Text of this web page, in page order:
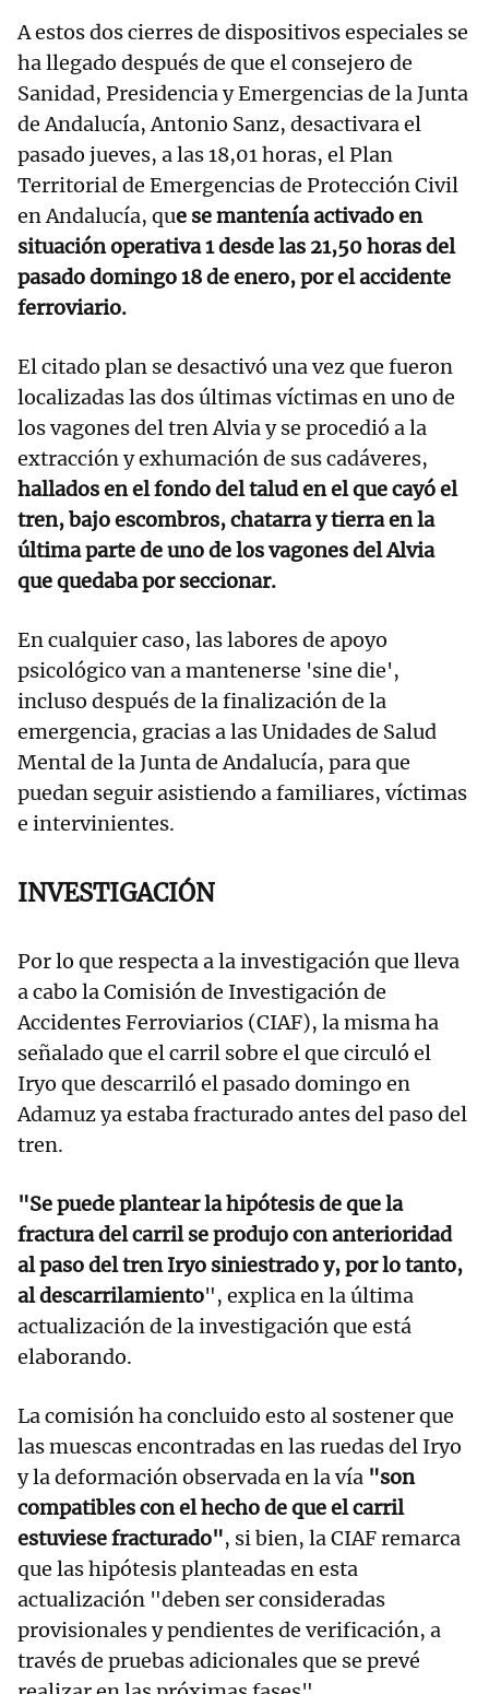
A estos dos cierres de dispositivos especiales se
ha llegado después de que el consejero de
Sanidad, Presidencia y Emergencias de la Junta
de Andalucía, Antonio Sanz, desactivara el
pasado jueves, a las 18,01 horas, el Plan
Territorial de Emergencias de Protección Civil
en Andalucía, que se mantenía activado en
situación operativa 1 desde las 21,50 horas del
pasado domingo 18 de enero, por el accidente
ferroviario.
El citado plan se desactivó una vez que fueron
localizadas las dos últimas víctimas en uno de
los vagones del tren Alvia y se procedió a la
extracción y exhumación de sus cadáveres,
hallados en el fondo del talud en el que cayó el
tren, bajo escombros, chatarra y tierra en la
última parte de uno de los vagones del Alvia
que quedaba por seccionar.
En cualquier caso, las labores de apoyo
psicológico van a mantenerse 'sine die',
incluso después de la finalización de la
emergencia, gracias a las Unidades de Salud
Mental de la Junta de Andalucía, para que
puedan seguir asistiendo a familiares, víctimas
e intervinientes.
INVESTIGACIÓN
Por lo que respecta a la investigación que lleva
a cabo la Comisión de Investigación de
Accidentes Ferroviarios (CIAF), la misma ha
señalado que el carril sobre el que circuló el
Iryo que descarriló el pasado domingo en
Adamuz ya estaba fracturado antes del paso del
tren.
"Se puede plantear la hipótesis de que la
fractura del carril se produjo con anterioridad
al paso del tren Iryo siniestrado y, por lo tanto,
al descarrilamiento", explica en la última
actualización de la investigación que está
elaborando.
La comisión ha concluido esto al sostener que
las muescas encontradas en las ruedas del Iryo
y la deformación observada en la vía "son
compatibles con el hecho de que el carril
estuviese fracturado", si bien, la CIAF remarca
que las hipótesis planteadas en esta
actualización "deben ser consideradas
provisionales y pendientes de verificación, a
través de pruebas adicionales que se prevé